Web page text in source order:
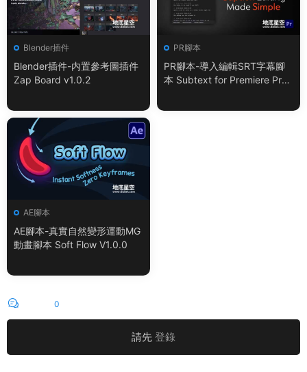
Blender插件
Blender插件-内置參考圖插件
Zap Board v1.0.2
PR腳本
PR腳本-導入編輯SRT字幕腳
本 Subtext for Premiere Pro
AE腳本
AE腳本-真實自然變形運動MG
動畫腳本 Soft Flow V1.0.0
0
請先 登錄